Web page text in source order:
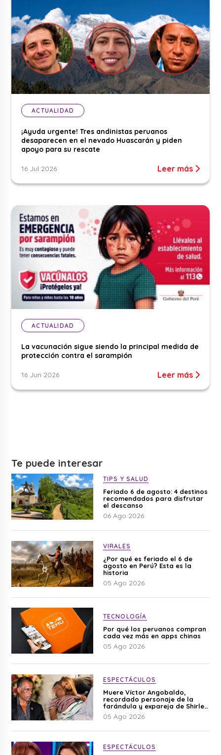
ACTUALIDAD
¡Ayuda urgente! Tres andinistas peruanos
desaparecen en el nevado Huascarán y piden
apoyo para su rescate
16 Jul 2026 Leer más
ACTUALIDAD
La vacunación sigue siendo la principal medida de
protección contra el sarampión
16 Jun 2026 Leer más
Te puede interesar
TIPS Y SALUD
Feriado 6 de agosto: 4 destinos
recomendados para disfrutar
el descanso
06 Ago 2026
VIRALES
¿Por qué es feriado el 6 de
agosto en Perú? Esta es la
historia
05 Ago 2026
TECNOLOGÍA
Por qué los peruanos compran
cada vez más en apps chinas
05 Ago 2026
ESPECTÁCULOS
Muere Víctor Angobaldo,
recordado personaje de la
farándula y expareja de Shirley
Cherres
05 Ago 2026
ESPECTÁCULOS